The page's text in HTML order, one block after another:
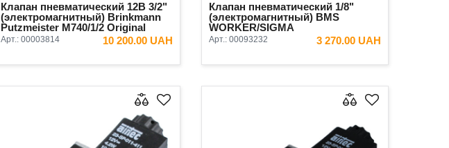
Клапан пневматический 12В 3/2"
(электромагнитный) Brinkmann
Putzmeister М740/1/2 Original
Арт.: 00003814 10 200.00 UAH
В КОРЗИНУ
Клапан пневматический 1/8"
(электромагнитный) BMS
WORKER/SIGMA
Арт.: 00093232 3 270.00 UAH
В КОРЗИНУ